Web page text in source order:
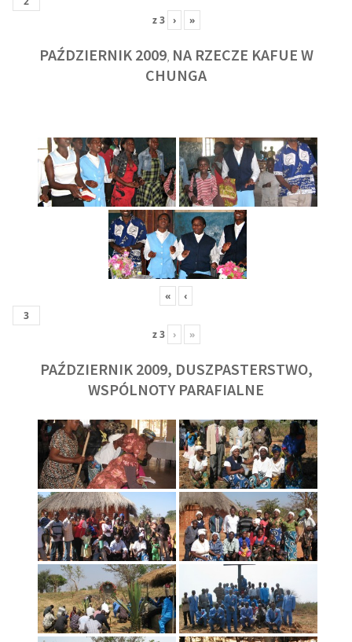
z3 › »
PAŹDZIERNIK 2009, NA RZECZE KAFUE W
CHUNGA
« ‹
z3 › »
PAŹDZIERNIK 2009, DUSZPASTERSTWO,
WSPÓLNOTY PARAFIALNE